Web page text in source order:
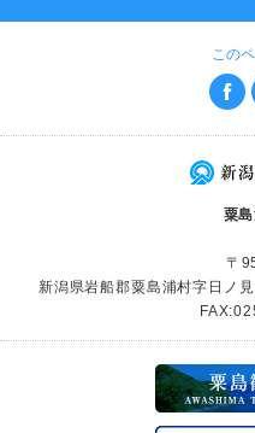
この
粟
〒
新潟県岩船郡粟島浦村字日